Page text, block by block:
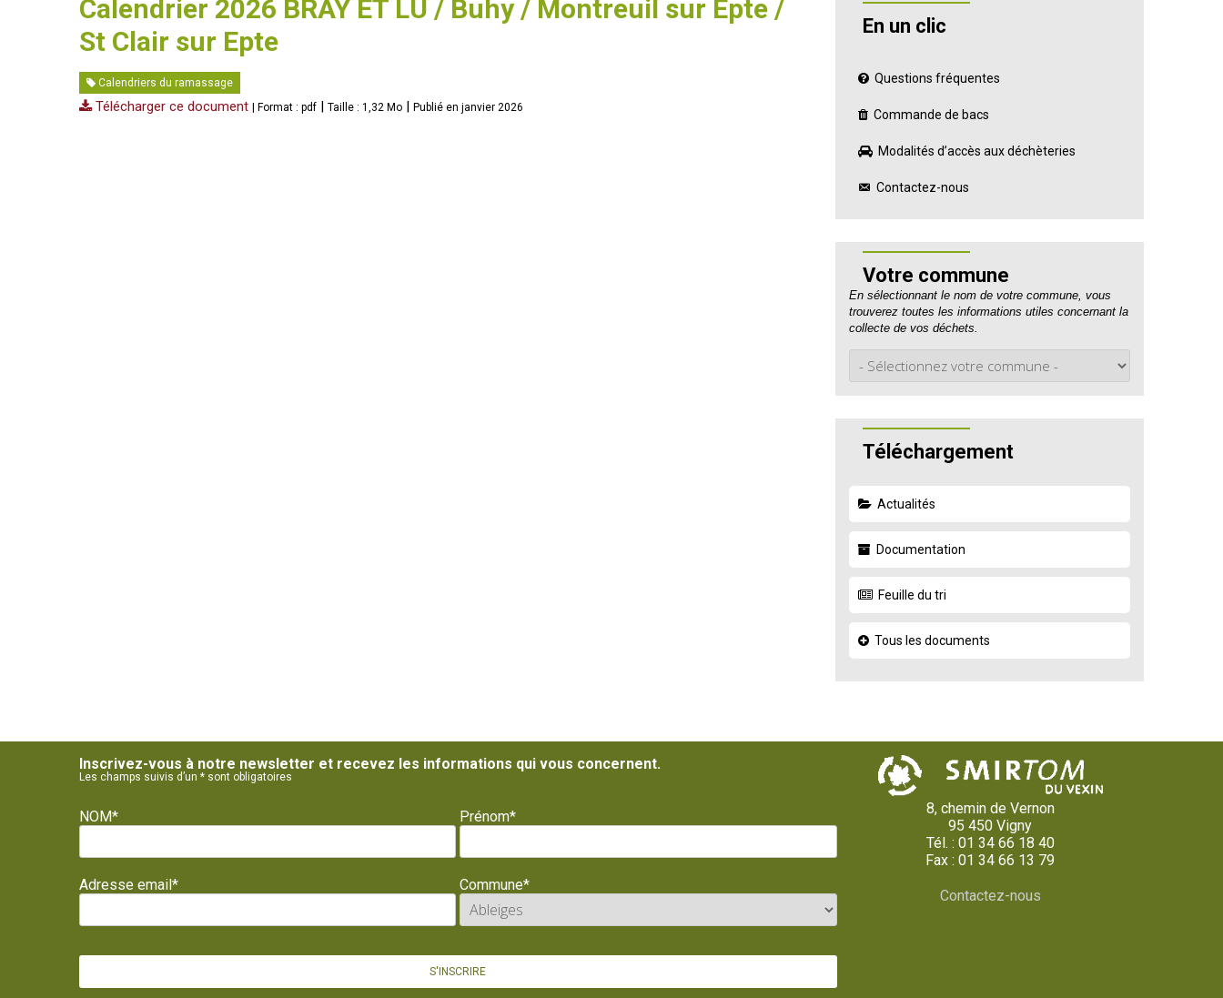
Calendrier 2026 BRAY ET LU / Buhy / Montreuil sur Epte /
St Clair sur Epte
Calendriers du ramassage
Télécharger ce document | Format : pdf Taille : 1,32 Mo Publié en janvier 2026
En un clic
Questions fréquentes
Commande de bacs
Modalités d’accès aux déchèteries
Contactez-nous
Votre commune
En sélectionnant le nom de votre commune, vous
trouverez toutes les informations utiles concernant la
collecte de vos déchets.
Téléchargement
Actualités
Documentation
Feuille du tri
Tous les documents
Inscrivez-vous à notre newsletter et recevez les informations qui vous concernent.
Les champs suivis d’un * sont obligatoires
NOM* Prénom*
Adresse email* Commune*
8, chemin de Vernon
95 450 Vigny
Tél. : 01 34 66 18 40
Fax : 01 34 66 13 79
Contactez-nous